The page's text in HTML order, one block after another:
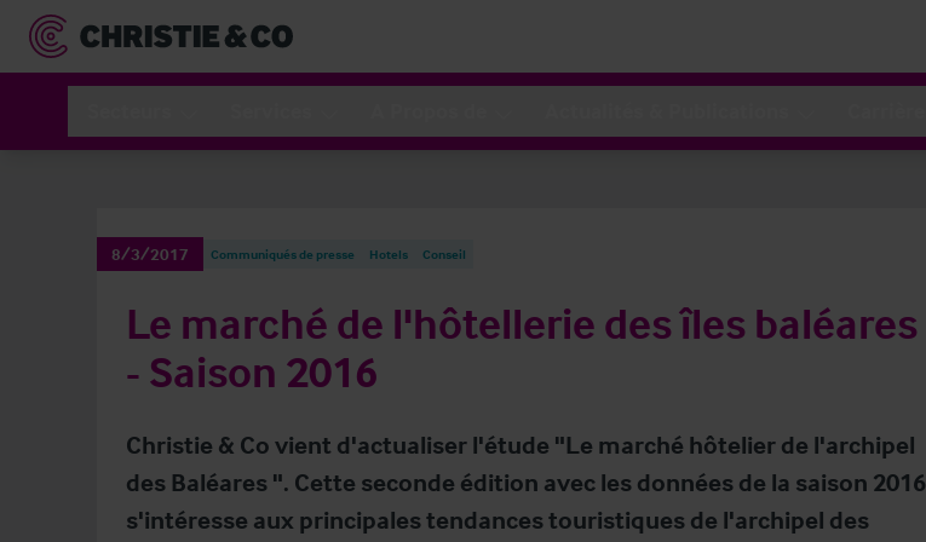
8/3/2017 Communiqués de presse Hotels Conseil
Le marché de l'hôtellerie des îles baléares
- Saison 2016
Christie & Co vient d'actualiser l'étude "Le marché hôtelier de l'archipel
des Baléares ". Cette seconde édition avec les données de la saison 2016
s'intéresse aux principales tendances touristiques de l'archipel des